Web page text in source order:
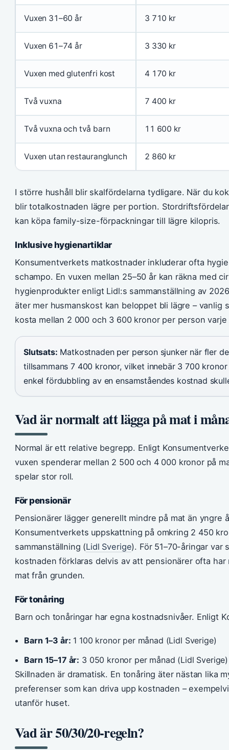
Vuxen 31–60 år 3 710 kr
Vuxen 61–74 år 3 330 kr
Vuxen med glutenfri kost 4 170 kr
Två vuxna 7 400 kr
Två vuxna och två barn 11 600 kr
Vuxen utan restauranglunch 2 860 kr
I större hushåll blir skalfördelarna tydligare. När du
blir totalkostnaden lägre per portion.
kan köpa family-size-förpackningar till lägre kilopris.
Inklusive hygienartiklar
Konsumentverkets matkostnader inkluderar ofta
schampo. En vuxen mellan 25–50 år kan räkna med
hygienprodukter enligt Lidl:s sammanställning av
äter mer husmanskost kan beloppet bli lägre – vanlig
kosta mellan 2 000 och 3 600 kronor per person varje
Slutsats: Matkostnaden per person sjunker när fler
tillsammans 7 400 kronor, vilket innebär 3 700
enkel fördubbling av en ensamståendes kostnad
Vad är normalt att lägga på mat i
Normal är ett relative begrepp. Enligt
vuxen spenderar mellan 2 500 och 4 000 kronor på
spelar stor roll.
För pensionär
Pensionärer lägger generellt mindre på mat än yngre
Konsumentverkets uppskattning på omkring 2 450
sammanställning (Lidl Sverige). För 51–70-åringar var
kostnaden förklaras delvis av att pensionärer ofta
mat från grunden.
För tonåring
Barn och tonåringar har egna kostnadsnivåer. Enligt
Barn 1–3 år: 1 100 kronor per månad (Lidl Sverige)
Barn 15–17 år: 3 050 kronor per månad (Lidl Sverige)
Skillnaden är dramatisk. En tonåring äter nästan lika
preferenser som kan driva upp kostnaden –
utanför huset.
Vad är 50/30/20-regeln?